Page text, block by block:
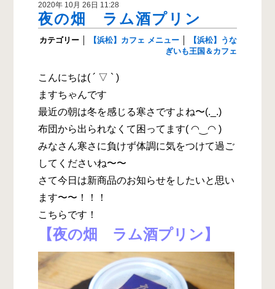
2020年 10月 26日 11:28
夜の畑 ラム酒プリン
カテゴリー 【浜松】カフェ メニュー
【浜松】うな
ぎいも王国＆カフェ
こんにちは( ´ ▽ ` )
ますちゃんです
最近の朝は冬を感じる寒さですよね〜(._.)
布団から出られなくて困ってます( ◠‿◠ )
みなさん寒さに負けず体調に気をつけて過ご
してくださいね〜〜
さて今日は新商品のお知らせをしたいと思い
ます〜〜！！！
こちらです！
【夜の畑 ラム酒プリン】